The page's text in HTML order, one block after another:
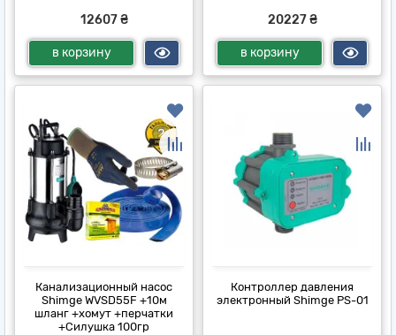
12607 ₴
в корзину
20227 ₴
в корзину
Канализационный насос
Shimge WVSD55F +10м
шланг +хомут +перчатки
+Силушка 100гр
Контроллер давления
электронный Shimge PS-01